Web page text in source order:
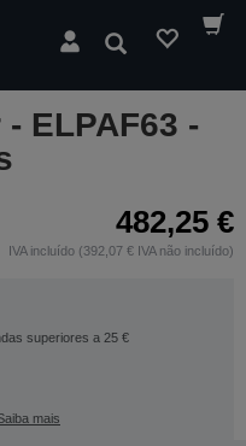
Pesquisar
ELPAF63 -
482,25 €
IVA incluído (392,07 € IVA não incluído)
superiores a 25 €
mais